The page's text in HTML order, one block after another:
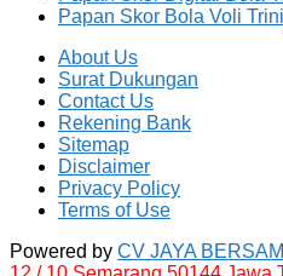
Papan Skor Bola Voli
About Us
Surat Dukungan
Contact Us
Rekening Bank
Sitemap
Disclaimer
Privacy Policy
Terms of Use
Powered by CV JAYA